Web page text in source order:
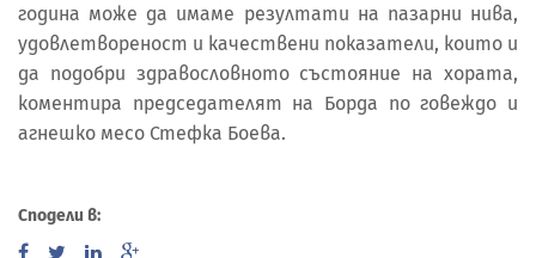
година може да имаме резултати на пазарни нива,
удовлетвореност и качествени показатели, които и
да подобри здравословното състояние на хората,
коментира председателят на Борда по говеждо и
агнешко месо Стефка Боева.
Сподели в: